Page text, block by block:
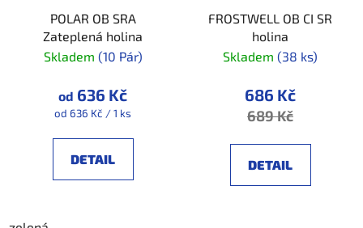
POLAR OB SRA
Zateplená holina
Skladem (10 Pár)
od 636 Kč
Měrná
od 636 Kč / 1 ks
DETAIL
FROSTWELL OB CI SR
holina
Skladem (38 ks)
686 Kč
689 Kč
DETAIL